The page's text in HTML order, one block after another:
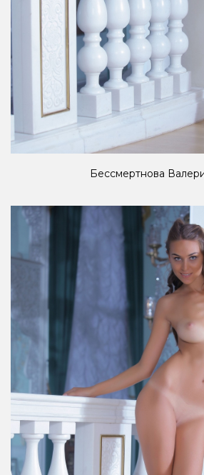
Бессмертнова